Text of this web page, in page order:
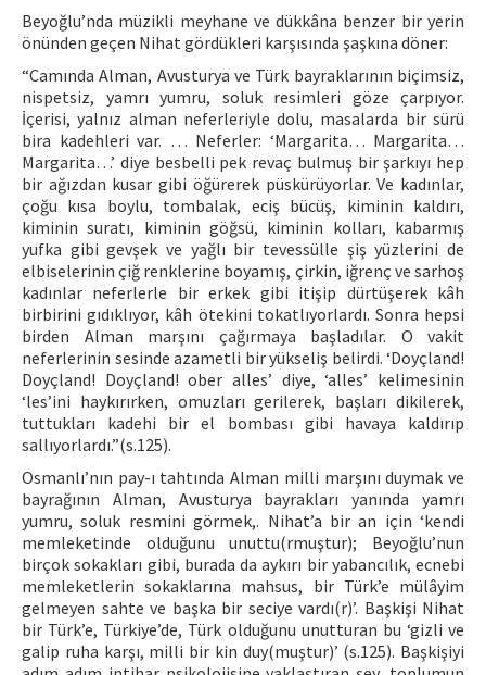
Beyoğlu’nda müzikli meyhane ve dükkâna benzer bir yerin
önünden geçen Nihat gördükleri karşısında şaşkına döner:
“Camında Alman, Avusturya ve Türk bayraklarının biçimsiz,
nispetsiz, yamrı yumru, soluk resimleri göze çarpıyor.
İçerisi, yalnız alman neferleriyle dolu, masalarda bir sürü
bira kadehleri var. … Neferler: ‘Margarita… Margarita…
Margarita…’ diye besbelli pek revaç bulmuş bir şarkıyı hep
bir ağızdan kusar gibi öğürerek püskürüyorlar. Ve kadınlar,
çoğu kısa boylu, tombalak, eciş bücüş, kiminin kaldırı,
kiminin suratı, kiminin göğsü, kiminin kolları, kabarmış
yufka gibi gevşek ve yağlı bir tevessülle şiş yüzlerini de
elbiselerinin çiğ renklerine boyamış, çirkin, iğrenç ve sarhoş
kadınlar neferlerle bir erkek gibi itişip dürtüşerek kâh
birbirini gıdıklıyor, kâh ötekini tokatlıyorlardı. Sonra hepsi
birden Alman marşını çağırmaya başladılar. O vakit
neferlerinin sesinde azametli bir yükseliş belirdi. ‘Doyçland!
Doyçland! Doyçland! ober alles’ diye, ‘alles’ kelimesinin
‘les’ini haykırırken, omuzları gerilerek, başları dikilerek,
tuttukları kadehi bir el bombası gibi havaya kaldırıp
sallıyorlardı.”(s.125).
Osmanlı’nın pay-ı tahtında Alman milli marşını duymak ve
bayrağının Alman, Avusturya bayrakları yanında yamrı
yumru, soluk resmini görmek,. Nihat’a bir an için ‘kendi
memleketinde olduğunu unuttu(rmuştur); Beyoğlu’nun
birçok sokakları gibi, burada da aykırı bir yabancılık, ecnebi
memleketlerin sokaklarına mahsus, bir Türk’e mülâyim
gelmeyen sahte ve başka bir seciye vardı(r)’. Başkişi Nihat
bir Türk’e, Türkiye’de, Türk olduğunu unutturan bu ‘gizli ve
galip ruha karşı, milli bir kin duy(muştur)’ (s.125). Başkişiyi